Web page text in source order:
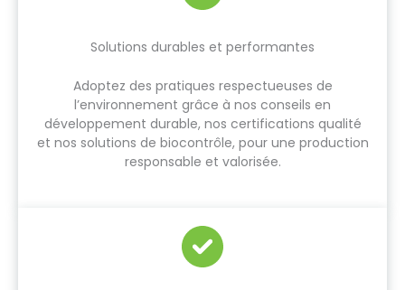
Solutions durables et performantes
Adoptez des pratiques respectueuses de
l’environnement grâce à nos conseils en
développement durable, nos certifications qualité
et nos solutions de biocontrôle, pour une production
responsable et valorisée.